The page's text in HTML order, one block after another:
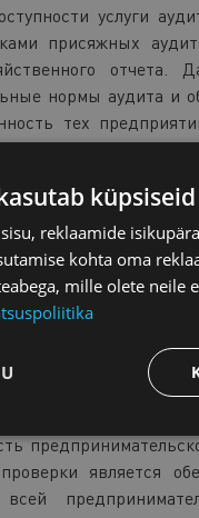
услуги
присяжных
отчета.
нормы аудита и
тех
аудиторов
развития,
ERR (link artiklile
Руководитель
ответил, что
не является
сократится
является
всей
küpsiseid
reklaamide
kohta oma
mille olete neile